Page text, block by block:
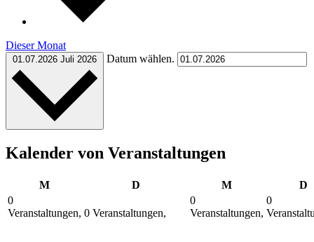
Dieser Monat
01.07.2026 Juli 2026 Datum wählen.
Kalender von Veranstaltungen
MMontag DDienstag MMittwoch D
0
Veranstaltungen, 0 Veranstaltungen,
0
Veranstaltungen,
0